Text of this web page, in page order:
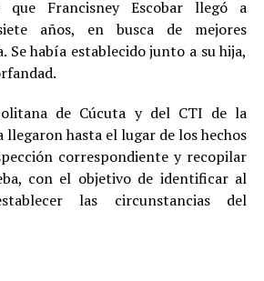
que Francisney Escobar llegó a
años, en busca de mejores
Se había establecido junto a su hija,
de Cúcuta y del CTI de la
llegaron hasta el lugar de los hechos
correspondiente y recopilar
con el objetivo de identificar al
las circunstancias del